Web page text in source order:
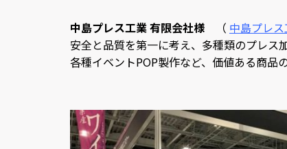
中島プレス工業 有限会社様 （ 中島プレ
安全と品質を第一に考え、多種類のプレス
各種イベントPOP製作など、価値ある商品